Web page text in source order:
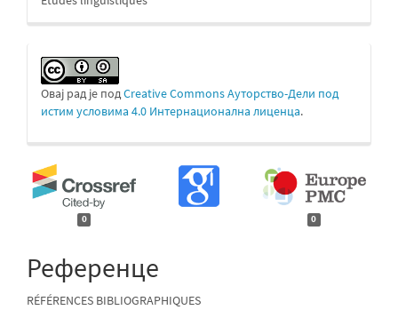
Овај рад је подCreative Commons Aуторство-Дели под
истим условима 4.0 Интернационална лиценца.
0 0
Референце
RÉFÉRENCES BIBLIOGRAPHIQUES